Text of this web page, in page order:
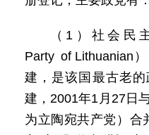
（1）社会民
Party of Lithuanian
建，是该国最古老
建，2001年1月27日
为立陶宛共产党）合